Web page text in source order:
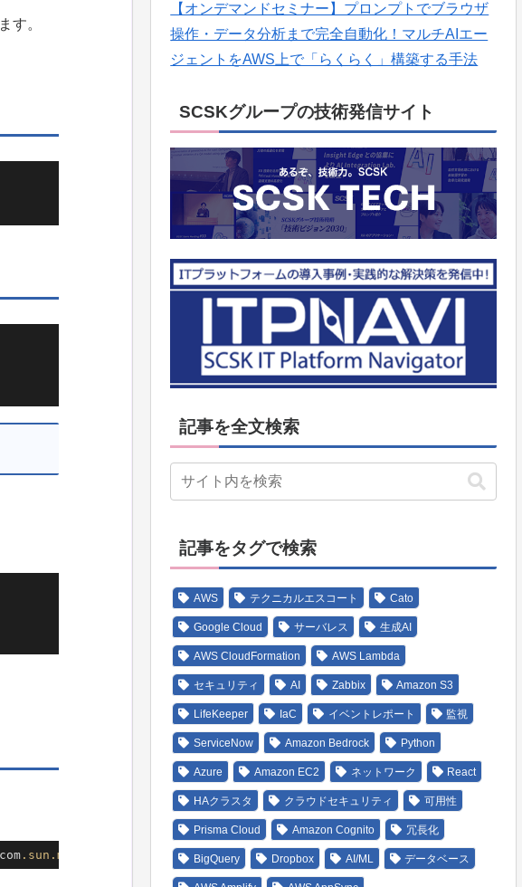
す。
.sun .management .jmxremote.authenticate=false -Dcom .sun.management
【オンデマンドセミナー】プロンプトでブラウザ
操作・データ分析まで完全自動化！マルチAIエー
ジェントをAWS上で「らくらく」構築する手法
SCSKグループの技術発信サイト
記事を全文検索
記事をタグで検索
AWS テクニカルエスコート Cato
Google Cloud サーバレス 生成AI
AWS CloudFormation AWS Lambda
セキュリティ AI Zabbix Amazon S3
LifeKeeper IaC イベントレポート 監視
ServiceNow Amazon Bedrock Python
Azure Amazon EC2 ネットワーク React
HAクラスタ クラウドセキュリティ 可用性
Prisma Cloud Amazon Cognito 冗長化
BigQuery Dropbox AI/ML データベース